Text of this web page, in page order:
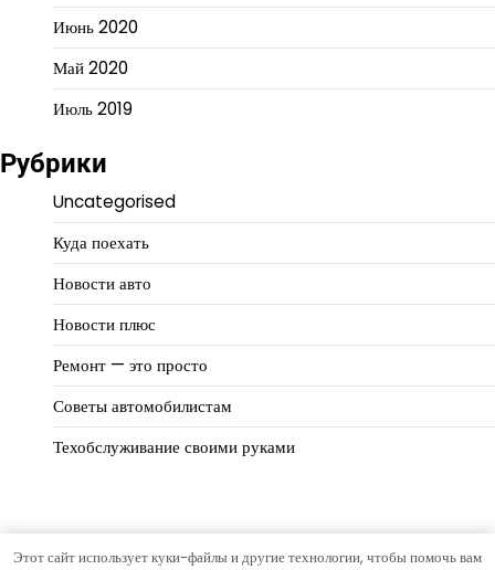
Июнь 2020
Май 2020
Июль 2019
Рубрики
Uncategorised
Куда поехать
Новости авто
Новости плюс
Ремонт — это просто
Советы автомобилистам
Техобслуживание своими руками
Этот сайт использует куки-файлы и другие технологии, чтобы помочь вам